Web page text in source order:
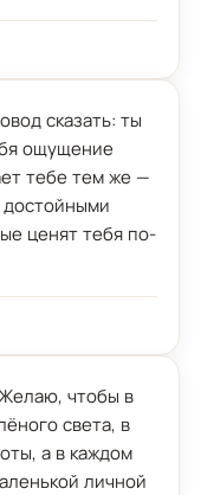
сказать: ты
ощущение
тебе тем же —
ценят тебя по-
чтобы в
света, в
а в каждом
личной